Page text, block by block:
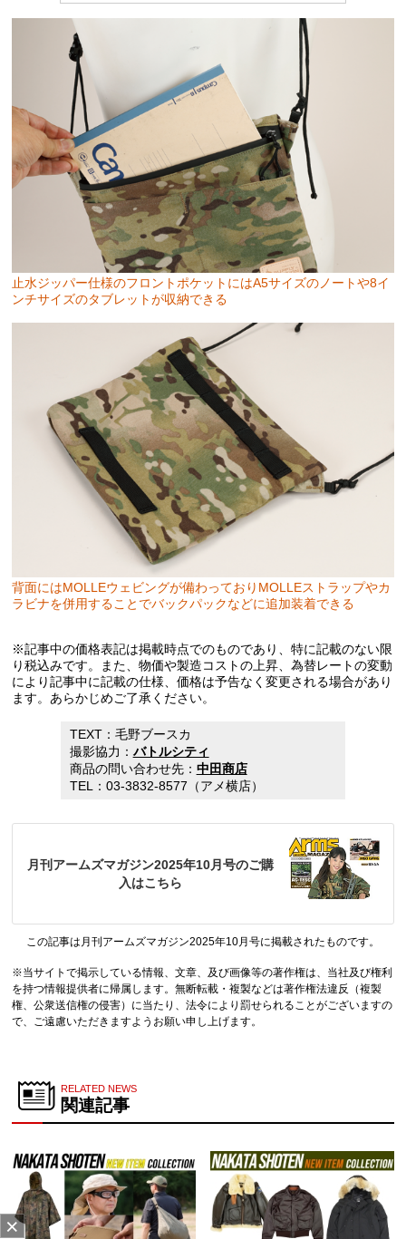
止水ジッパー仕様のフロントポケットにはA5サイズのノートや8イ
ンチサイズのタブレットが収納できる
背面にはMOLLEウェビングが備わっておりMOLLEストラップやカ
ラビナを併用することでバックパックなどに追加装着できる
※記事中の価格表記は掲載時点でのものであり、特に記載のない限
り税込みです。また、物価や製造コストの上昇、為替レートの変動
により記事中に記載の仕様、価格は予告なく変更される場合があり
ます。あらかじめご了承ください。
TEXT：毛野ブースカ
撮影協力： バトルシティ
商品の問い合わせ先： 中田商店
TEL：03-3832-8577（アメ横店）
月刊アームズマガジン2025年10月号のご購
入はこちら
この記事は月刊アームズマガジン2025年10月号に掲載されたものです。
※当サイトで掲示している情報、文章、及び画像等の著作権は、当社及び権利
を持つ情報提供者に帰属します。無断転載・複製などは著作権法違反（複製
権、公衆送信権の侵害）に当たり、法令により罰せられることがございますの
で、ご遠慮いただきますようお願い申し上げます。
RELATED NEWS
関連記事
×